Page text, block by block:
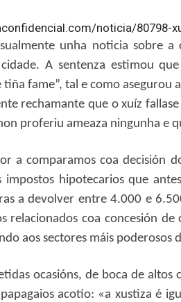
noticia/80798-
unha noticia sobre
A sentenza estimou
fame”, tal e como asegurou
rechamante que o xuíz
proferiu ameaza ningunha e
a comparamos coa decisión
impostos hipotecarios que
a devolver entre 4.000 e
relacionados coa concesión
aos sectores máis poderosos
ocasións, de boca de
acotío: «a xustiza é